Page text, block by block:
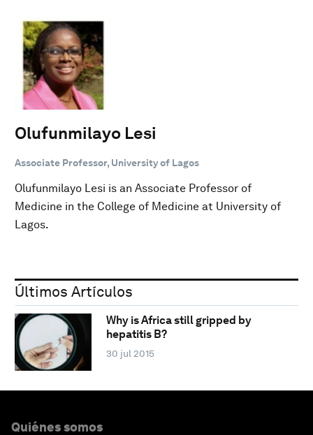
Olufunmilayo Lesi
Associate Professor, University of Lagos
Olufunmilayo Lesi is an Associate Professor of
Medicine in the College of Medicine at University of
Lagos.
Últimos Artículos
Why is Africa still gripped by
hepatitis B?
30 jul 2015
Quiénes somos